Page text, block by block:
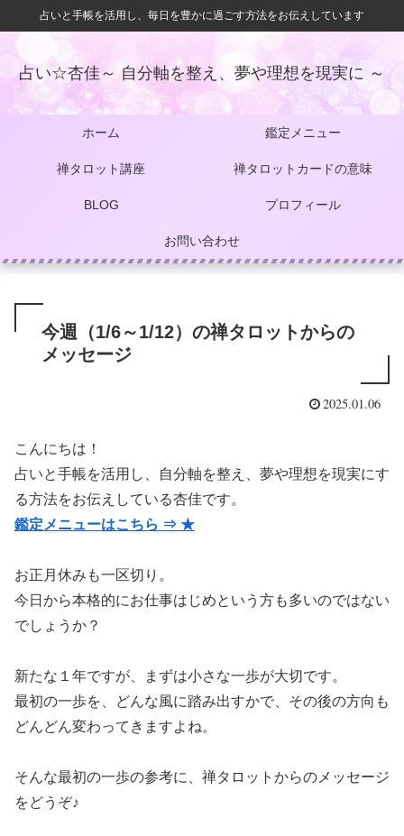
占いと手帳を活用し、毎日を豊かに過ごす方法をお伝えしています
占い☆杏佳～ 自分軸を整え、夢や理想を現実に ～
ホーム 鑑定メニュー
禅タロット講座 禅タロットカードの意味
BLOG プロフィール
お問い合わせ
今週（1/6～1/12）の禅タロットからの
メッセージ
2025.01.06
こんにちは！
占いと手帳を活用し、自分軸を整え、夢や理想を現実にす
る方法をお伝えしている杏佳です。
鑑定メニューはこちら ⇒ ★
お正月休みも一区切り。
今日から本格的にお仕事はじめという方も多いのではない
でしょうか？
新たな１年ですが、まずは小さな一歩が大切です。
最初の一歩を、どんな風に踏み出すかで、その後の方向も
どんどん変わってきますよね。
そんな最初の一歩の参考に、禅タロットからのメッセージ
をどうぞ♪